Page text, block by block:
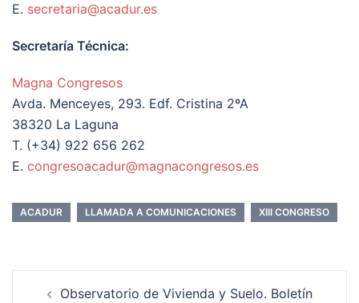
E. secretaria@acadur.es
Secretaría Técnica:
Magna Congresos
Avda. Menceyes, 293. Edf. Cristina 2ºA
38320 La Laguna
T. (+34) 922 656 262
E. congresoacadur@magnacongresos.es
ACADUR LLAMADA A COMUNICACIONES XIII CONGRESO
Observatorio de Vivienda y Suelo. Boletín